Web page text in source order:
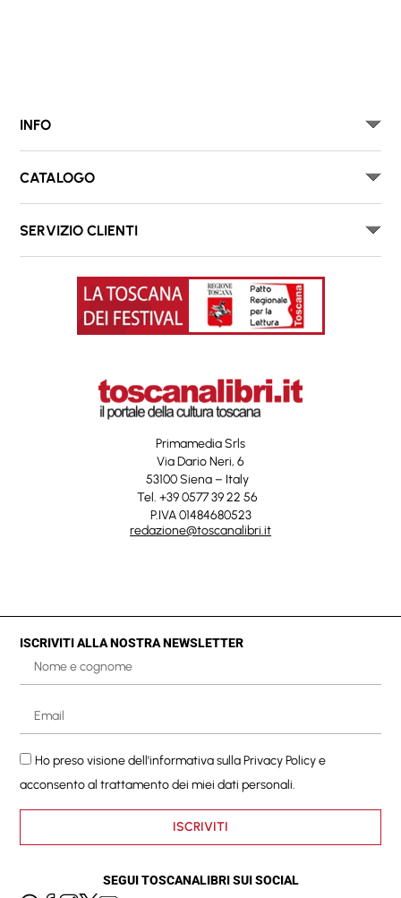
INFO
CATALOGO
SERVIZIO CLIENTI
Primamedia Srls
Via Dario Neri, 6
53100 Siena – Italy
Tel. +39 0577 39 22 56
P.IVA 01484680523
redazione@toscanalibri.it
ISCRIVITI ALLA NOSTRA NEWSLETTER
Ho preso visione dell'informativa sullaPrivacy Policye
acconsento al trattamento dei miei dati personali.
ISCRIVITI
SEGUI TOSCANALIBRI SUI SOCIAL